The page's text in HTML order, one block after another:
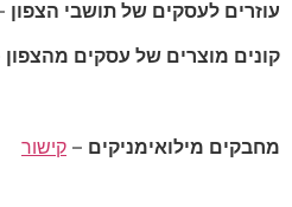
עוזרים לעסקים של תושבי הצפון
קונים מוצרים של עסקים מהצפון
מחבקים מילואימניקים – קישור